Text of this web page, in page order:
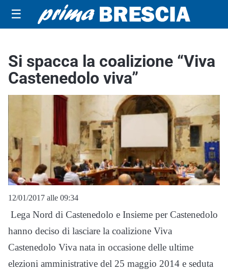
☰
Si spacca la coalizione “Viva
Castenedolo viva”
12/01/2017 alle 09:34
Lega Nord di Castenedolo e Insieme per Castenedolo
hanno deciso di lasciare la coalizione Viva
Castenedolo Viva nata in occasione delle ultime
elezioni amministrative del 25 maggio 2014 e seduta